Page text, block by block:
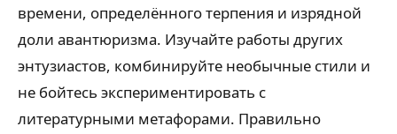
времени, определённого терпения и изрядной
доли авантюризма. Изучайте работы других
энтузиастов, комбинируйте необычные стили и
не бойтесь экспериментировать с
литературными метафорами. Правильно